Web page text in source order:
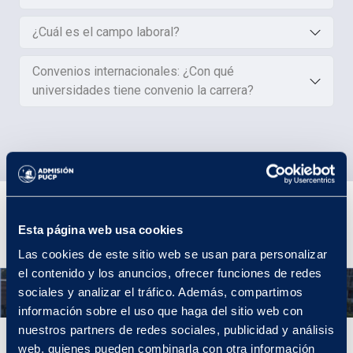
Esta página web usa cookies
Las cookies de este sitio web se usan para personalizar
el contenido y los anuncios, ofrecer funciones de redes
sociales y analizar el tráfico. Además, compartimos
información sobre el uso que haga del sitio web con
nuestros partners de redes sociales, publicidad y análisis
web, quienes pueden combinarla con otra información
¿Cuál es el campo laboral?
Convenios internacionales: ¿Con qué
universidades tiene convenio la carrera?
Plan de estudios
Año 1
Año 1